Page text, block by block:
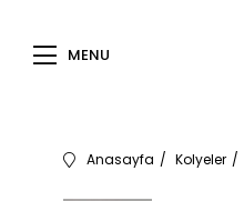
MENU
Anasayfa Kolyeler